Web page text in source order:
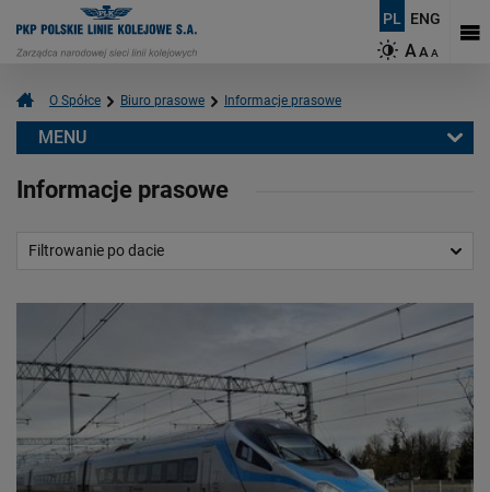
PL ENG
AAA
O Spółce Biuro prasowe Informacje prasowe
Informacje prasowe
Filtrowanie po dacie
MENU
Aktualności
Multimedia
Logotypy
Mapy
O PKP Polskich Liniach Kolejowych S.A.
Czym się zajmujemy?